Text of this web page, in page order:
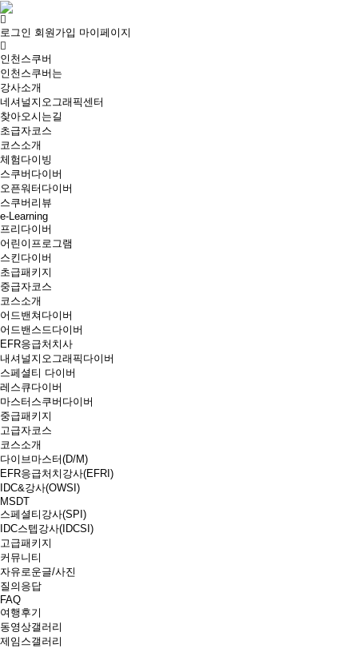
로그인 회원가입 마이페이지
인천스쿠버
인천스쿠버는
강사소개
네셔널지오그래픽센터
찾아오시는길
초급자코스
코스소개
체험다이빙
스쿠버다이버
오픈워터다이버
스쿠버리뷰
e-Learning
프리다이버
어린이프로그램
스킨다이버
초급패키지
중급자코스
코스소개
어드밴쳐다이버
어드밴스드다이버
EFR응급처치사
내셔널지오그래픽다이버
스페셜티 다이버
레스큐다이버
마스터스쿠버다이버
중급패키지
고급자코스
코스소개
다이브마스터(D/M)
EFR응급처치강사(EFRI)
IDC&강사(OWSI)
MSDT
스페셜티강사(SPI)
IDC스텝강사(IDCSI)
고급패키지
커뮤니티
자유로운글/사진
질의응답
FAQ
여행후기
동영상갤러리
제임스갤러리